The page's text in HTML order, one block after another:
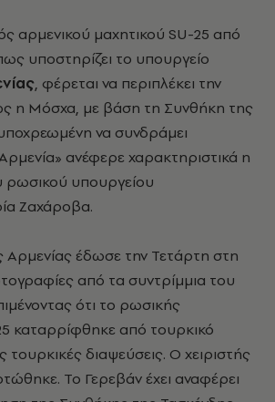
αρμενικού μαχητικού SU-25 από
υποστηρίζει το υπουργείο
, φέρεται να περιπλέκει την
η Μόσχα, με βάση τη Συνθήκη της
να συνδράμει
ανέφερε χαρακτηριστικά η
υπουργείου
Ζαχάροβα.
έδωσε την Τετάρτη στη
από τα συντρίμμια του
ότι το ρωσικής
καταρρίφθηκε από τουρκικό
τουρκικές διαψεύσεις. Ο χειριστής
Το Γερεβάν έχει αναφέρει